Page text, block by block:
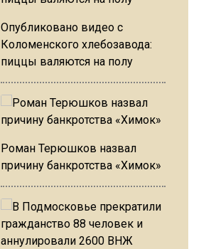
Опубликовано видео с
Коломенского хлебозавода:
пиццы валяются на полу
Роман Терюшков назвал
причину банкротства «Химок»